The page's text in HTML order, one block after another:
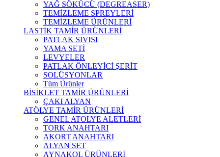
YAĞ SÖKÜCÜ (DEGREASER)
TEMİZLEME SPREYLERİ
TEMİZLEME ÜRÜNLERİ
LASTİK TAMİR ÜRÜNLERİ
PATLAK SIVISI
YAMA SETİ
LEVYELER
PATLAK ÖNLEYİCİ ŞERİT
SOLÜSYONLAR
Tüm Ürünler
BİSİKLET TAMİR ÜRÜNLERİ
ÇAKI ALYAN
ATÖLYE TAMİR ÜRÜNLERİ
GENEL ATOLYE ALETLERİ
TORK ANAHTARI
AKORT ANAHTARI
ALYAN SET
AYNAKOL ÜRÜNLERİ